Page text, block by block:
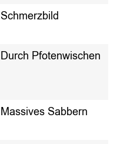
Schmerzbild
Durch Pfotenwischen
Massives Sabbern